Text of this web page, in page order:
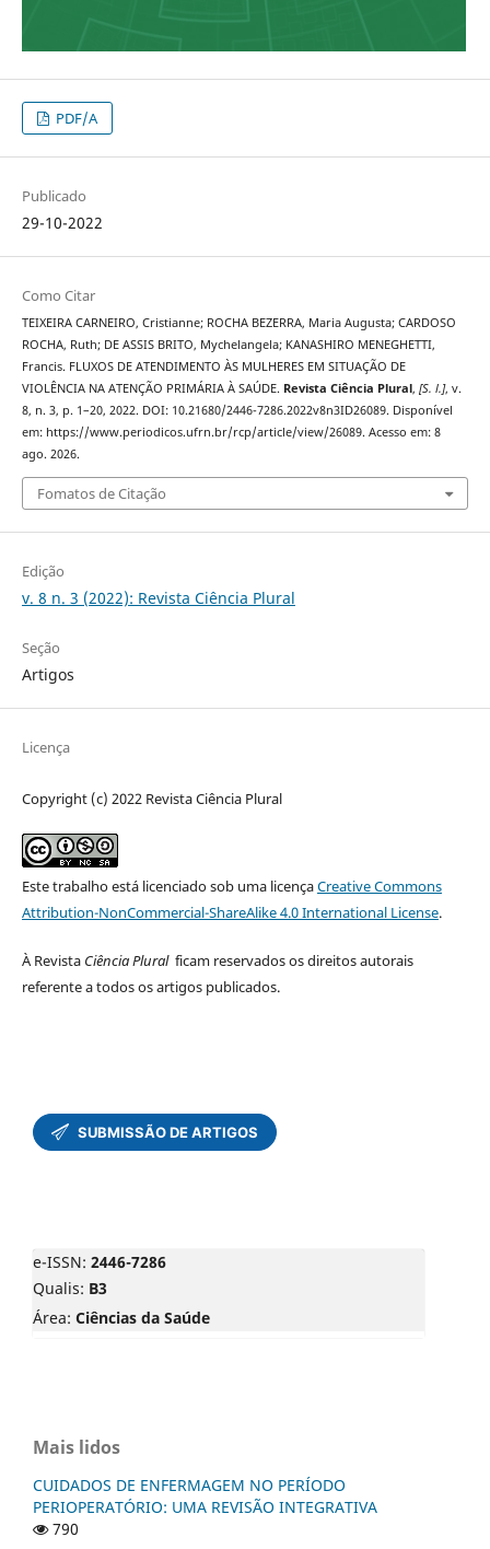
PDF/A
Publicado
29-10-2022
Como Citar
TEIXEIRA CARNEIRO, Cristianne; ROCHA BEZERRA, Maria Augusta; CARDOSO
ROCHA, Ruth; DE ASSIS BRITO, Mychelangela; KANASHIRO MENEGHETTI,
Francis. FLUXOS DE ATENDIMENTO ÀS MULHERES EM SITUAÇÃO DE
VIOLÊNCIA NA ATENÇÃO PRIMÁRIA À SAÚDE. Revista Ciência Plural, [S. l.], v.
8, n. 3, p. 1–20, 2022. DOI: 10.21680/2446-7286.2022v8n3ID26089. Disponível
em: https://www.periodicos.ufrn.br/rcp/article/view/26089. Acesso em: 8
ago. 2026.
Fomatos de Citação
Edição
v. 8 n. 3 (2022): Revista Ciência Plural
Seção
Artigos
Licença
Copyright (c) 2022 Revista Ciência Plural
Este trabalho está licenciado sob uma licençaCreative Commons
Attribution-NonCommercial-ShareAlike 4.0 International License.
À Revista Ciência Plural ficam reservados os direitos autorais
referente a todos os artigos publicados.
e-ISSN: 2446-7286
Qualis: B3
Área: Ciências da Saúde
Mais lidos
CUIDADOS DE ENFERMAGEM NO PERÍODO
PERIOPERATÓRIO: UMA REVISÃO INTEGRATIVA
790